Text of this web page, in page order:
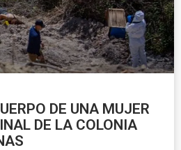
DE UNA MUJER
DE LA COLONIA